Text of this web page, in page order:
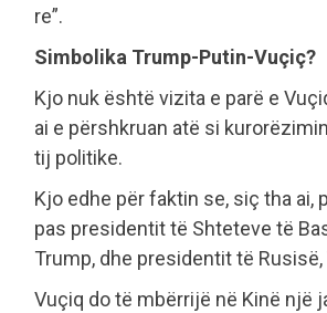
re”.
Simbolika Trump-Putin-Vuçiç?
Kjo nuk është vizita e parë e
ai e përshkruan atë si
tij politike.
Kjo edhe për faktin se, siç tha ai,
pas presidentit të Shteteve të
Trump, dhe presidentit të
Vuçiq do të mbërrijë në Kinë një